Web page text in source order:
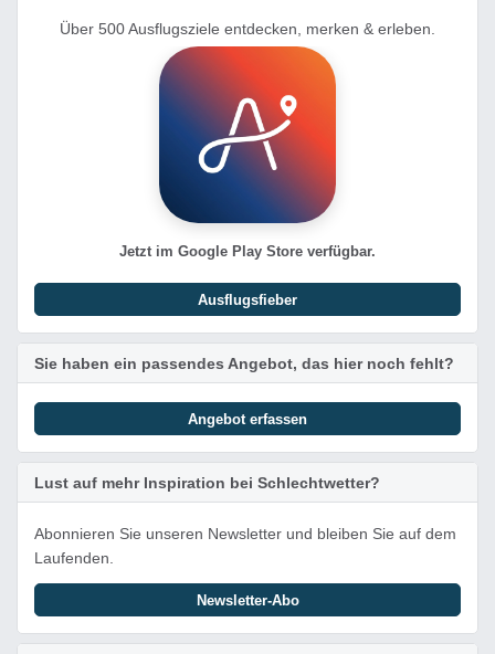
Über 500 Ausflugsziele entdecken, merken & erleben.
Jetzt im Google Play Store verfügbar.
Ausflugsfieber
Sie haben ein passendes Angebot, das hier noch fehlt?
Angebot erfassen
Lust auf mehr Inspiration bei Schlechtwetter?
Abonnieren Sie unseren Newsletter und bleiben Sie auf dem
Laufenden.
Newsletter-Abo